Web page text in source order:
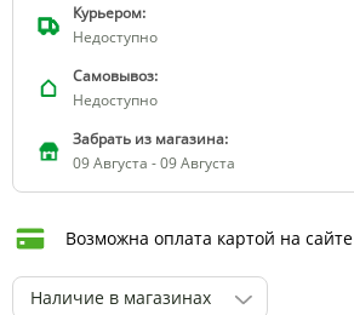
Курьером:
Недоступно
Самовывоз:
Недоступно
Забрать из магазина:
09 Августа - 09 Августа
Возможна оплата картой на сайте
Наличие в магазинах